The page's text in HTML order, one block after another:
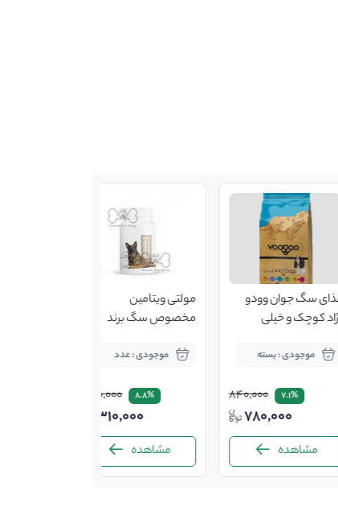
سگ جوان وودو
کوچک و خیلی
موجودی : بسته
7.1%
840,000
780,000
مشاهده
مولتی ویتامین
مخصوص سگ برند
موجودی : عدد
8.8%
340,000
310,000
مشاهده